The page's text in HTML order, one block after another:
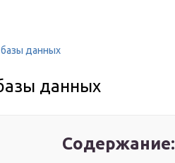
данных
данных
Содержание: